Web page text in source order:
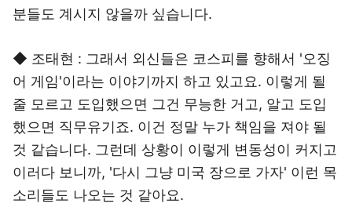
분들도 계시지 않을까 싶습니다.
◆ 조태현 : 그래서 외신들은 코스피를 향해서 '오징
어 게임'이라는 이야기까지 하고 있고요. 이렇게 될
줄 모르고 도입했으면 그건 무능한 거고, 알고 도입
했으면 직무유기죠. 이건 정말 누가 책임을 져야 될
것 같습니다. 그런데 상황이 이렇게 변동성이 커지고
이러다 보니까, '다시 그냥 미국 장으로 가자' 이런 목
소리들도 나오는 것 같아요.